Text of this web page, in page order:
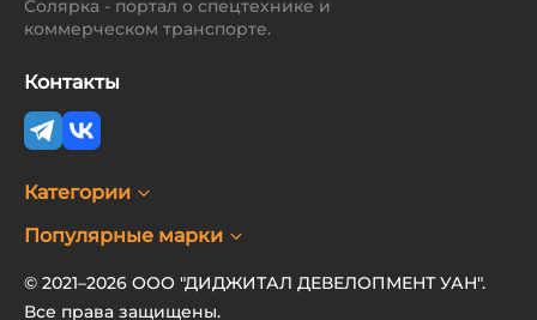
Солярка - портал о спецтехнике и
коммерческом транспорте.
Контакты
Категории
Популярные марки
© 2021–2026 ООО "ДИДЖИТАЛ ДЕВЕЛОПМЕНТ УАН".
Все права защищены.